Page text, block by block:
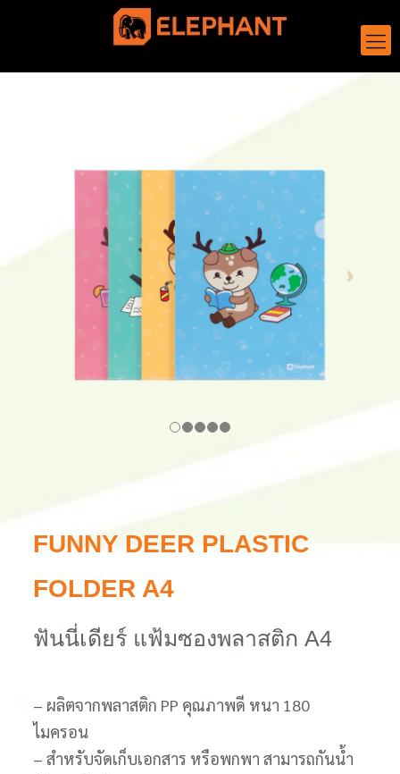
FUNNY DEER PLASTIC
FOLDER A4
ฟันนี่เดียร์ แฟ้มซองพลาสติก A4
– ผลิตจากพลาสติก PP คุณภาพดี หนา 180
ไมครอน
– สำหรับจัดเก็บเอกสาร หรือพกพา สามารถกันน้ำ